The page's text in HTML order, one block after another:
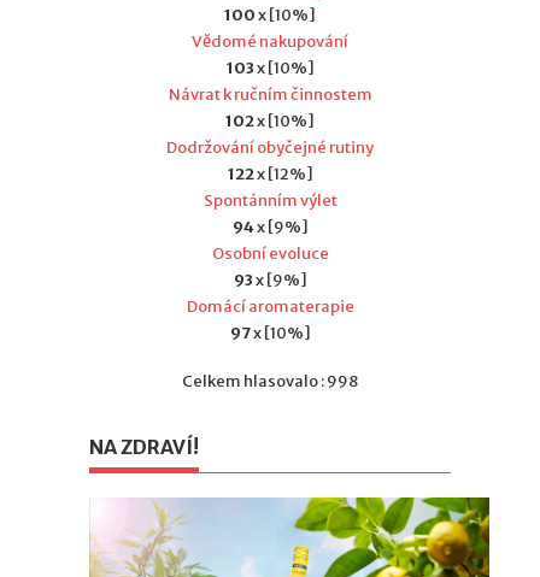
100x [10%]
Vědomé nakupování
103x [10%]
Návrat k ručním činnostem
102x [10%]
Dodržování obyčejné rutiny
122x [12%]
Spontánním výlet
94x [9%]
Osobní evoluce
93x [9%]
Domácí aromaterapie
97x [10%]
Celkem hlasovalo : 998
NA ZDRAVÍ!